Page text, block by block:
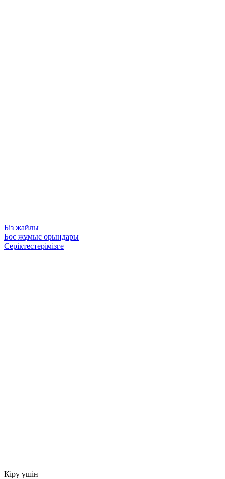
Біз жайлы
Бос жұмыс орындары
Серіктестерімізге
Кіру үшін